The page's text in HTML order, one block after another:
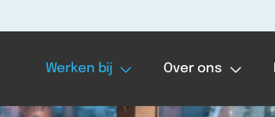
Werken bij Over ons